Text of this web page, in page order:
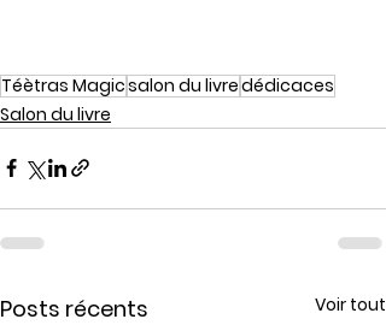
Téètras Magicsalon du livredédicaces
Salon du livre
Posts récents Voir tout